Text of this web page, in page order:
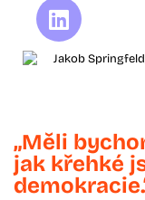
„Měli
jak křehké